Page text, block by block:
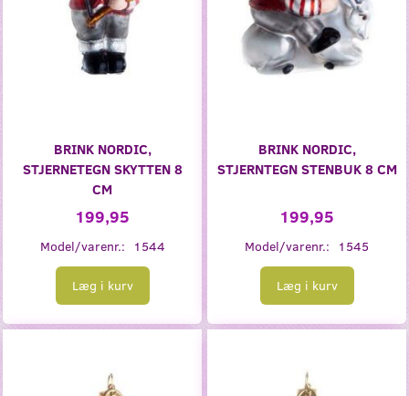
BRINK NORDIC,
STJERNETEGN SKYTTEN 8
CM
199,95
Model/varenr.: 1544
Læg i kurv
BRINK NORDIC,
STJERNTEGN STENBUK 8 CM
199,95
Model/varenr.: 1545
Læg i kurv